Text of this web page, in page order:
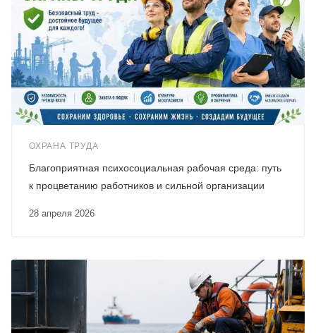
ОХРАНА ТРУДА
28 апреля 2026
Благоприятная психосоциальная рабочая среда: путь
к процветанию работников и сильной организации